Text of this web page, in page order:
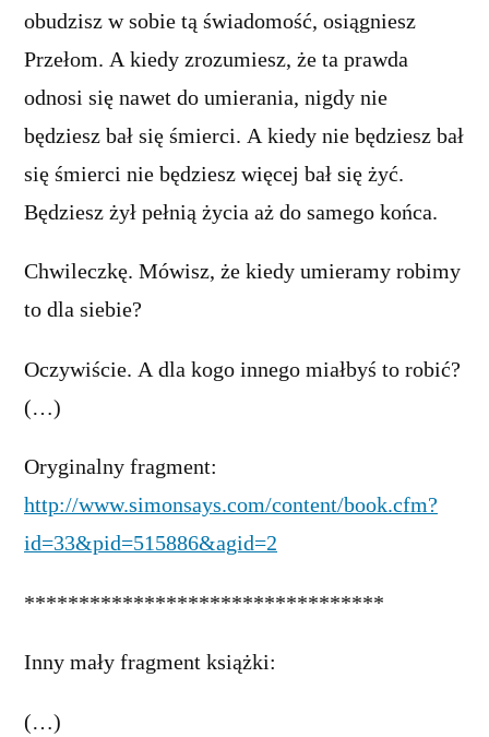
obudzisz w sobie tą świadomość, osiągniesz
Przełom. A kiedy zrozumiesz, że ta prawda
odnosi się nawet do umierania, nigdy nie
będziesz bał się śmierci. A kiedy nie będziesz bał
się śmierci nie będziesz więcej bał się żyć.
Będziesz żył pełnią życia aż do samego końca.
Chwileczkę. Mówisz, że kiedy umieramy robimy
to dla siebie?
Oczywiście. A dla kogo innego miałbyś to robić?
(…)
Oryginalny fragment:
http://www.simonsays.com/content/book.cfm?
id=33&pid=515886&agid=2
*********************************
Inny mały fragment książki:
(…)